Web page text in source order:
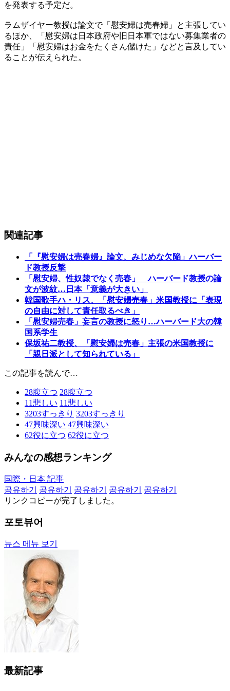
を発表する予定だ。
ラムザイヤー教授は論文で「慰安婦は売春婦」と主張してい
るほか、「慰安婦は日本政府や旧日本軍ではない募集業者の
責任」「慰安婦はお金をたくさん儲けた」などと言及してい
ることが伝えられた。
関連記事
「『慰安婦は売春婦』論文、みじめな欠陥」ハーバー
ド教授反撃
「慰安婦、性奴隷でなく売春」 ハーバード教授の論
文が波紋…日本「意義が大きい」
韓国歌手ハ・リス、「慰安婦売春」米国教授に「表現
の自由に対して責任取るべき」
「慰安婦売春」妄言の教授に怒り…ハーバード大の韓
国系学生
保坂祐二教授、「慰安婦は売春」主張の米国教授に
「親日派として知られている」
この記事を読んで…
28腹立つ 28腹立つ
11悲しい 11悲しい
3203すっきり 3203すっきり
47興味深い 47興味深い
62役に立つ 62役に立つ
みんなの感想ランキング
国際・日本 記事
공유하기
공유하기 공유하기 공유하기
공유하기
リンクコピーが完了しました。
포토뷰어
뉴스 메뉴 보기
最新記事